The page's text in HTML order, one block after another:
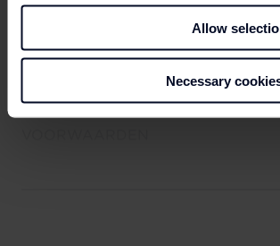
Allow
Necessary
12. WIJZIGING VAN DEZE
VOORWAARDEN